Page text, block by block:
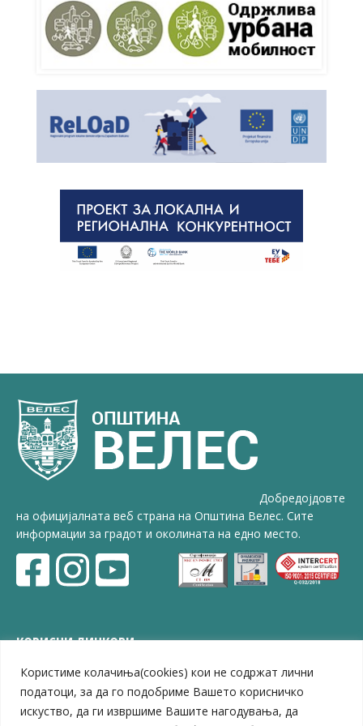
Користиме колачиња(cookies) кои не содржат лични
податоци, за да го подобриме Вашето корисничко
искуство, да ги извршиме Вашите нагодувања, да
Добредојдовте
на официјалната веб страна на Општина Велес. Сите
информации за градот и околината на едно место.
КОРИСНИ ЛИНКОВИ
ЗЕЛС – Заедница на единиците на локална самоуправа
Центар за развој на Вардарски плански регион
Јавно комунално претпријатие „Дервен“